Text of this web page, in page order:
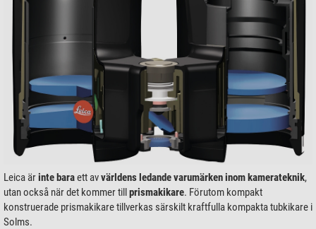
Leica ärinte baraett avvärldens ledande varumärken inom kamerateknik,
utan också när det kommer tillprismakikare. Förutom kompakt
konstruerade prismakikare tillverkas särskilt kraftfulla kompakta tubkikare i
Solms.